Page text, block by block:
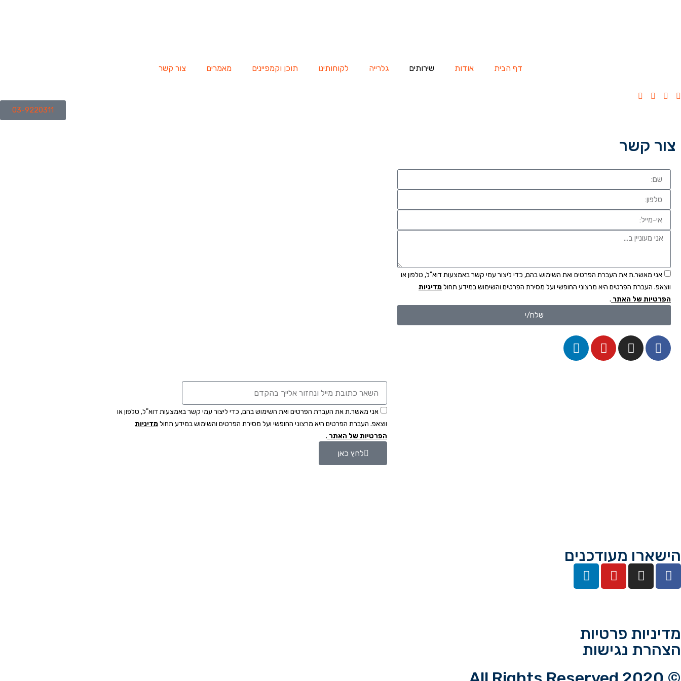
דף הבית אודות שירותים גלרייה לקוחותינו תוכן וקמפיינים מאמרים צור קשר
03-9220311
צור קשר
אני מאשר.ת את העברת הפרטים ואת השימוש בהם, כדי ליצור עמי קשר באמצעות דוא"ל, טלפון או
ווצאפ. העברת הפרטים היא מרצוני החופשי ועל מסירת הפרטים והשימוש במידע תחולמדיניות
הפרטיות של האתר .
שלח/י
אני מאשר.ת את העברת הפרטים ואת השימוש בהם, כדי ליצור עמי קשר באמצעות דוא"ל, טלפון או
ווצאפ. העברת הפרטים היא מרצוני החופשי ועל מסירת הפרטים והשימוש במידע תחולמדיניות
הפרטיות של האתר .
לחץ כאן
הישארו מעודכנים
מדיניות פרטיות
הצהרת נגישות